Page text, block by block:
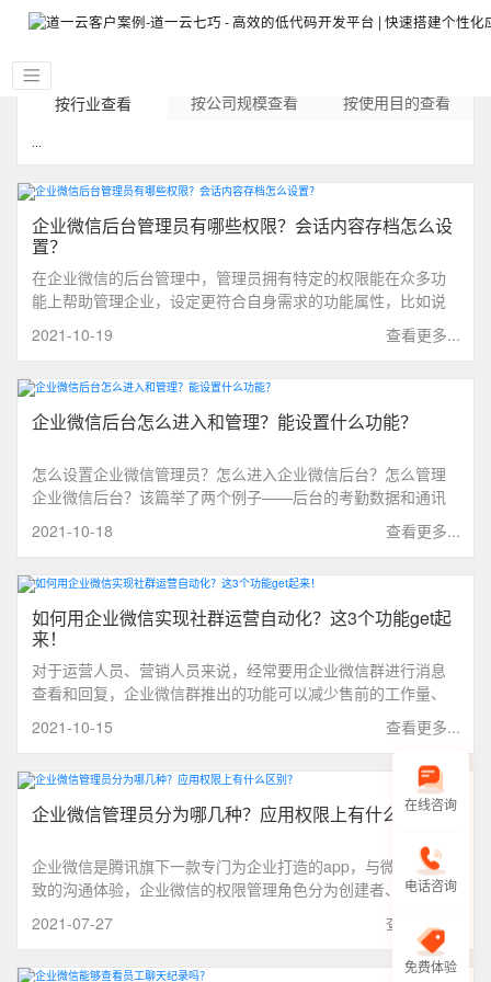
按行业查看 按公司规模查看 按使用目的查看
企业微信后台管理员有哪些权限？会话内容存档怎么设
置？
在企业微信的后台管理中，管理员拥有特定的权限能在众多功
能上帮助管理企业，设定更符合自身需求的功能属性，比如说
企业微信的【会话内容存档】功能，接下来我会从两个维度来
进行详细介绍企业微信管理员有哪些管理权限，分别是企业微
查看更多...
2021-10-19
企业微信后台怎么进入和管理？能设置什么功能？
怎么设置企业微信管理员？怎么进入企业微信后台？怎么管理
企业微信后台？该篇举了两个例子——后台的考勤数据和通讯
查看更多...
2021-10-18
如何用企业微信实现社群运营自动化？这3个功能get起
来！
对于运营人员、营销人员来说，经常要用企业微信群进行消息
查看和回复，企业微信群推出的功能可以减少售前的工作量、
提高回复效率，是什么功能能帮助运营企业微信群呢？为以下
三点依次介绍。
查看更多...
2021-10-15
企业微信管理员分为哪几种？应用权限上有什么区别？
企业微信是腾讯旗下一款专门为企业打造的app，与微信有着一
致的沟通体验，企业微信的权限管理角色分为创建者、超级管
查看更多...
2021-07-27
在线咨询
电话咨询
免费体验